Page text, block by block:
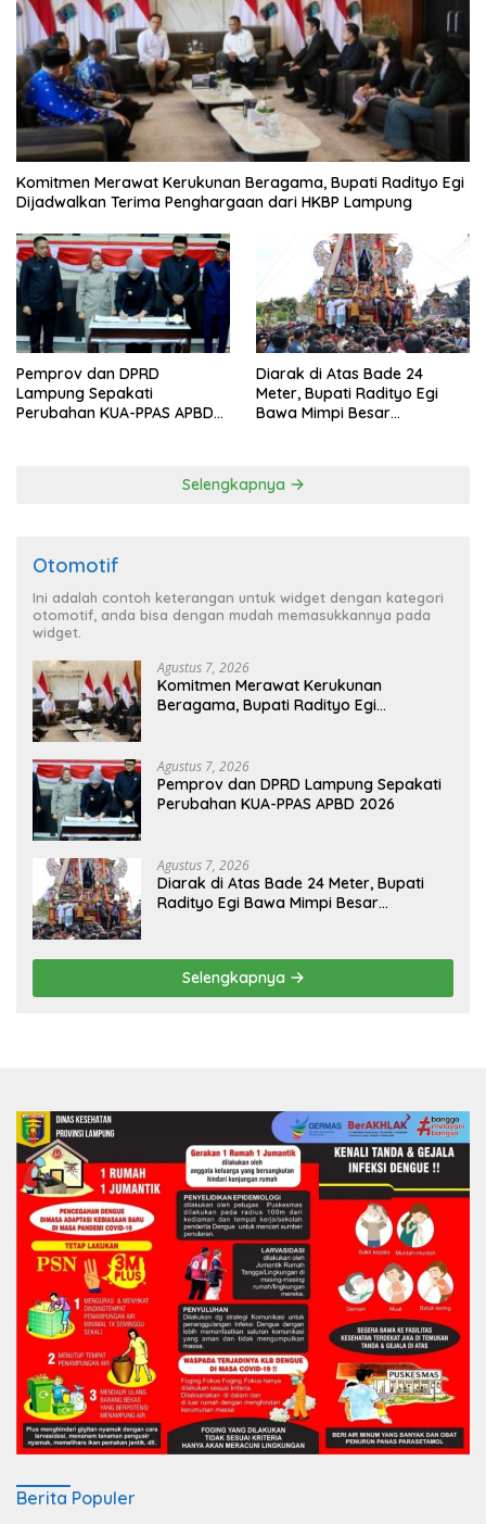
Komitmen Merawat Kerukunan Beragama, Bupati Radityo Egi
Dijadwalkan Terima Penghargaan dari HKBP Lampung
Pemprov dan DPRD
Lampung Sepakati
Perubahan KUA-PPAS APBD
Diarak di Atas Bade 24
Meter, Bupati Radityo Egi
Bawa Mimpi Besar
Selengkapnya
Otomotif
Ini adalah contoh keterangan untuk widget dengan kategori
otomotif, anda bisa dengan mudah memasukkannya pada
widget.
Agustus 7, 2026
Komitmen Merawat Kerukunan
Beragama, Bupati Radityo Egi
Agustus 7, 2026
Pemprov dan DPRD Lampung Sepakati
Perubahan KUA-PPAS APBD 2026
Agustus 7, 2026
Diarak di Atas Bade 24 Meter, Bupati
Radityo Egi Bawa Mimpi Besar
Selengkapnya
Berita Populer